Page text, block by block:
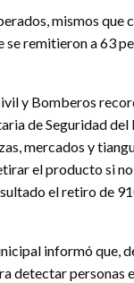
mismos
remitieron a 63
y Bomberos
de Seguridad
mercados y
el producto si
el retiro de
informó que,
detectar personas